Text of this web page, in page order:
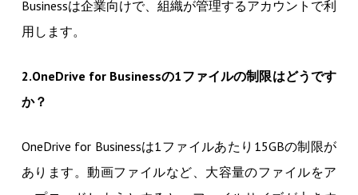
Businessは企業向けで、組織が管理するアカウントで利
用します。
2.OneDrive for Businessの1ファイルの制限はどうです
か？
OneDrive for Businessは1ファイルあたり15GBの制限が
あります。動画ファイルなど、大容量のファイルをア